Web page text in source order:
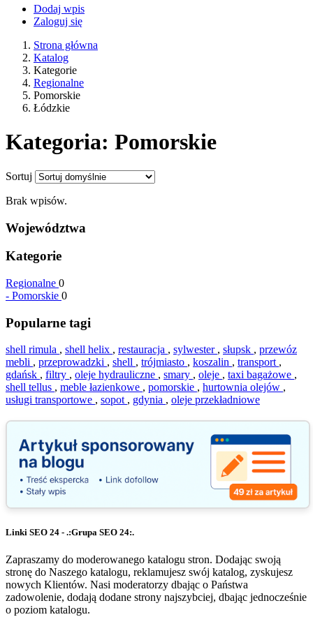
Dodaj wpis
Zaloguj się
Strona główna
Katalog
Kategorie
Regionalne
Pomorskie
Łódzkie
Kategoria: Pomorskie
Sortuj
Brak wpisów.
Województwa
Kategorie
Regionalne 0
- Pomorskie 0
Popularne tagi
shell rimula , shell helix , restauracja , sylwester , słupsk , przewóz
mebli , przeprowadzki , shell , trójmiasto , koszalin , transport ,
gdańsk , filtry , oleje hydrauliczne , smary , oleje , taxi bagażowe ,
shell tellus , meble łazienkowe , pomorskie , hurtownia olejów ,
usługi transportowe , sopot , gdynia , oleje przekładniowe
Linki SEO 24 - .:Grupa SEO 24:.
Zapraszamy do moderowanego katalogu stron. Dodając swoją
stronę do Naszego katalogu, reklamujesz swój katalog, zyskujesz
nowych Klientów. Nasi moderatorzy dbając o Państwa
zadowolenie, dodają dodane strony najszybciej, dbając jednocześnie
o poziom katalogu.